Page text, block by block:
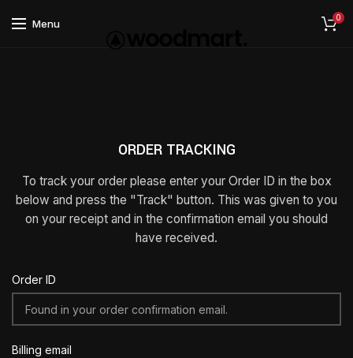
Menu 0
ORDER TRACKING
To track your order please enter your Order ID in the box
below and press the "Track" button. This was given to you
on your receipt and in the confirmation email you should
have received.
Order ID
Billing email